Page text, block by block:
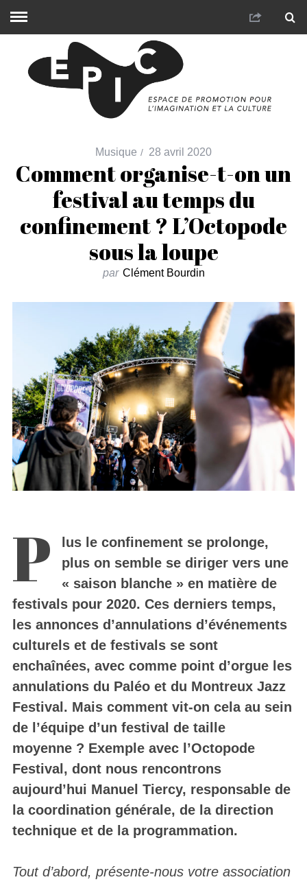
Musique 28 avril 2020
Comment organise-t-on un
festival au temps du
confinement ? L’Octopode
sous la loupe
par Clément Bourdin
P
lus le confinement se prolonge,
plus on semble se diriger vers une
« saison blanche » en matière de
festivals pour 2020. Ces derniers temps,
les annonces d’annulations d’événements
culturels et de festivals se sont
enchaînées, avec comme point d’orgue les
annulations du Paléo et du Montreux Jazz
Festival. Mais comment vit-on cela au sein
de l’équipe d’un festival de taille
moyenne ? Exemple avec l’Octopode
Festival, dont nous rencontrons
aujourd’hui Manuel Tiercy, responsable de
la coordination générale, de la direction
technique et de la programmation.
Tout d’abord, présente-nous votre association